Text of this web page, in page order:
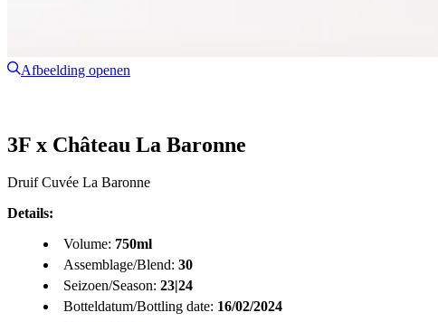
Afbeelding openen
3F x Château La Baronne
Druif Cuvée La Baronne
Details:
Volume: 750ml
Assemblage/Blend: 30
Seizoen/Season: 23|24
Botteldatum/Bottling date: 16/02/2024